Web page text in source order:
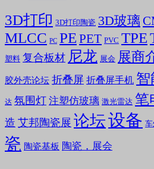
3D打印 3D打印陶瓷 3D玻璃
MLCC PC PE PET PVC TPE
塑料 复合板材 尼龙 展会 展商
胶外壳论坛 折叠屏 折叠屏手机 智
达 氛围灯 注塑仿玻璃 激光雷达 笔
造 艾邦陶瓷展 论坛设备
瓷 陶瓷基板 陶瓷，展会